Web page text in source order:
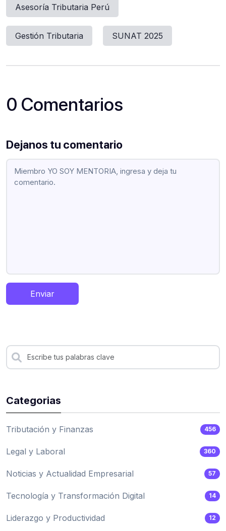
Asesoría Tributaria Perú
Gestión Tributaria SUNAT 2025
0 Comentarios
Dejanos tu comentario
Enviar
Categorias
Tributación y Finanzas 456
Legal y Laboral 360
Noticias y Actualidad Empresarial 57
Tecnología y Transformación Digital 14
Liderazgo y Productividad 12